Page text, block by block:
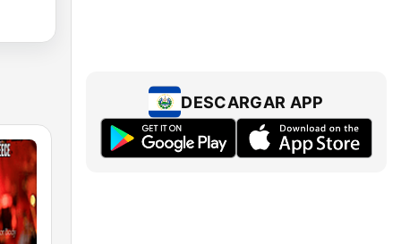
DESCARGAR APP